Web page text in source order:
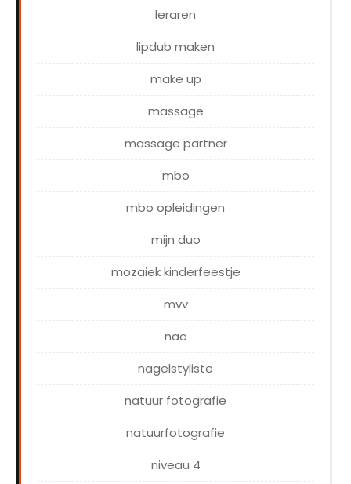
leraren
lipdub maken
make up
massage
massage partner
mbo
mbo opleidingen
mijn duo
mozaiek kinderfeestje
mvv
nac
nagelstyliste
natuur fotografie
natuurfotografie
niveau 4